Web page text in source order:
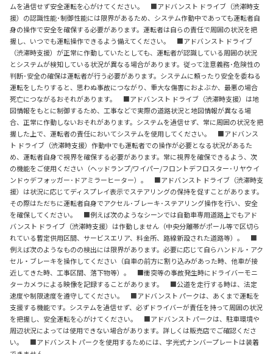
ムを過信せず安全運転を心がけてください。 ■アドバンスト ドライブ（渋滞時支
援）の認識性能･制御性能には限界があるため、システム作動中であっても運転者自
身の操作で安全を確保する必要があります。運転者は自らの責任で周囲の状況を把
握し、いつでも運転操作できるよう備えてください。 ■アドバンスト ドライブ
（渋滞時支援）が正常に作動していたとしても、運転者が認識している周囲の状況
とシステムが検知している状況が異なる場合があります。従って注意義務･危険性の
判断･安全の確保は運転者が行う必要があります。システムに頼ったり安全を委ねる
運転をしたりすると、思わぬ事故につながり、重大な傷害におよぶか、最悪の場合
死亡につながるおそれがあります。 ■アドバンスト ドライブ（渋滞時支援）は地
図情報をもとに制御するため、工事などで実際の道路状況と地図情報が異なる場
合、正常に作動しないおそれがあります。システムを過信せず、常に周囲の状況を把
握した上で、運転者の責任においてシステムを使用してください。 ■アドバンス
ト ドライブ（渋滞時支援）作動中でも運転者での操作が必要となる状況があるた
め、運転者自身で視界を確保する必要があります。常に視界を確保できるよう、次
の機能をご使用ください（ヘッドランプ/ワイパー/フロントデフロスター･リヤウイ
ンドゥデフォッガー･ドアミラーヒーター）。 ■アドバンスト ドライブ（渋滞時支
援）は状況に応じてディスプレイ表示でステアリングの保持を促すことがあります。
その際はただちに運転者自身でアクセル･ブレーキ･ステアリング操作を行い、安全
を確保してください。 ■例えば次のようなシーンでは自動車専用道路上でもアド
バンスト ドライブ（渋滞時支援）は作動しません（中央分離帯がポール等で区切ら
れている暫定供用区間、サービスエリア、料金所、路線新設された道路等）。 ■
例えば次のようなものの検出には限界があります。必要に応じて自らハンドル・アク
セル・ブレーキを操作してください（自車の前方に割り込みがあった時、他車が接
近してきた時、工事区間、落下物等）。 ■衝突等の事故発生時にドライバーモニ
ターカメラによる映像を記録することがあります。 ■公道を走行する時は、法定
速度や制限速度を遵守してください。 ■アドバンスト パークは、あくまで運転を
支援する機能です。システムを過信せず、必ずドライバーが責任を持って周囲の状況
を把握し、安全運転を心がけてください。 ■アドバンスト パークは、駐車環境や
周辺状況によっては使用できない場合があります。詳しくは販売店でご確認くださ
い。 ■アドバンスト パークを使用するためには、字光式ナンバープレートは装着